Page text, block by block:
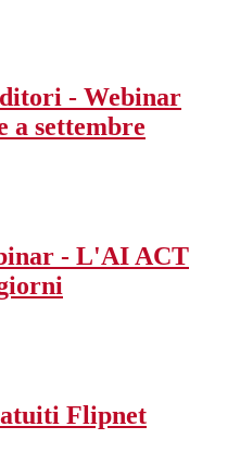
- Webinar
a settembre
- L'AI ACT
Flipnet